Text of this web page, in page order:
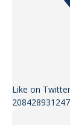
Like on